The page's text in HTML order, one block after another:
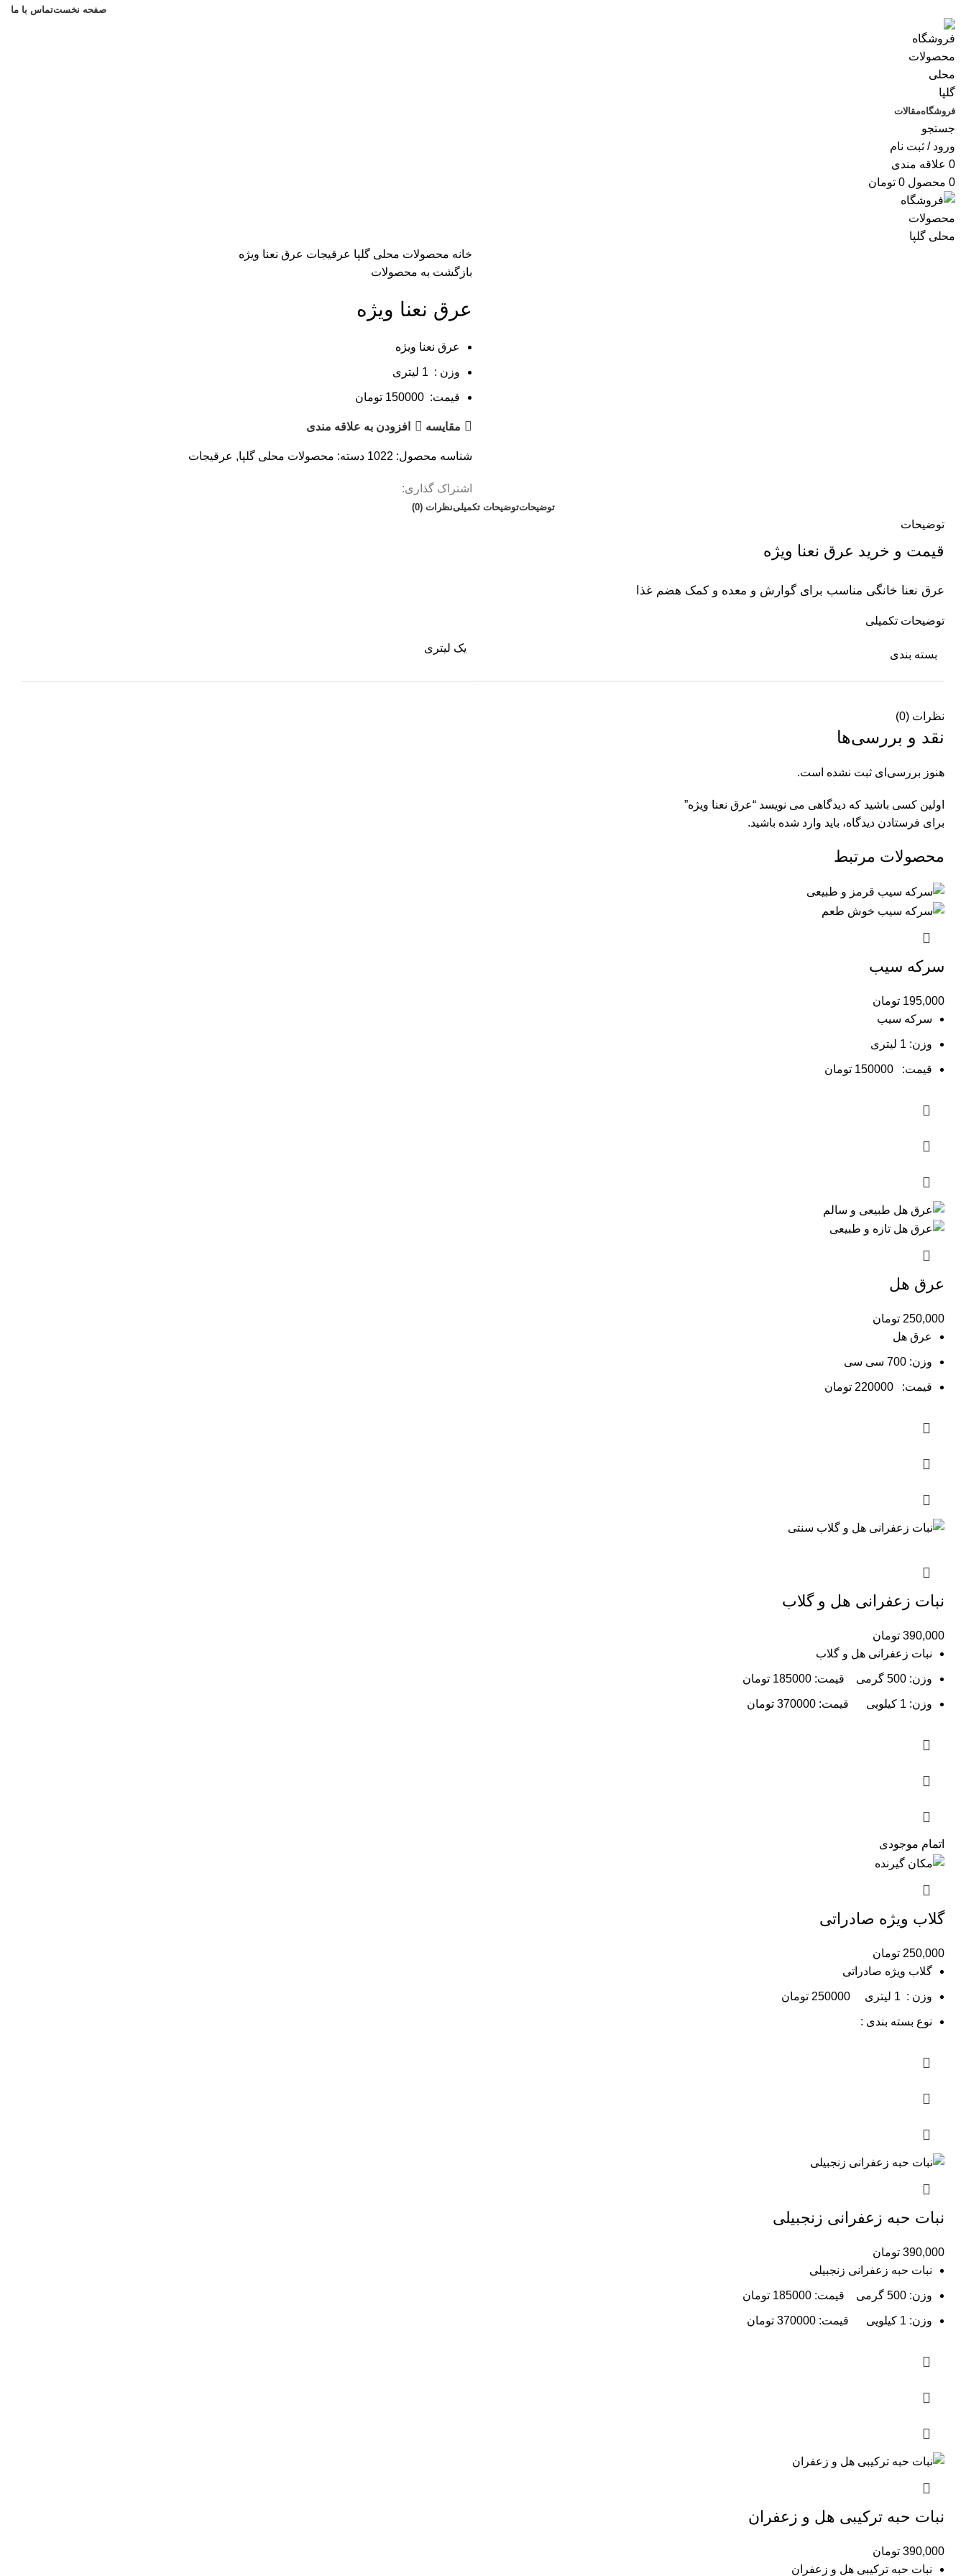
صفحه نخستتماس با ما
فروشگاهمقالات
جستجو
ورود / ثبت نام
0 علاقه مندی
0 محصول 0 تومان
خانه محصولات محلی گلپا عرقیجات عرق نعنا ویژه
بازگشت به محصولات
عرق نعنا ویژه
عرق نعنا ویژه
وزن : 1 لیتری
قیمت: 150000 تومان
مقایسه افزودن به علاقه مندی
شناسه محصول: 1022 دسته: محصولات محلی گلپا, عرقیجات
اشتراک گذاری:
توضیحاتتوضیحات تکمیلینظرات (0)
توضیحات
قیمت و خرید عرق نعنا ویژه
عرق نعنا خانگی مناسب برای گوارش و معده و کمک هضم غذا
توضیحات تکمیلی
بسته بندی
یک لیتری
نظرات (0)
نقد و بررسی‌ها
هنوز بررسی‌ای ثبت نشده است.
اولین کسی باشید که دیدگاهی می نویسد “عرق نعنا ویژه”
برای فرستادن دیدگاه، باید وارد شده باشید.
محصولات مرتبط
سرکه سیب
195,000 تومان
سرکه سیب
وزن: 1 لیتری
قیمت: 150000 تومان
عرق هل
250,000 تومان
عرق هل
وزن: 700 سی سی
قیمت: 220000 تومان
نبات زعفرانی هل و گلاب
390,000 تومان
نبات زعفرانی هل و گلاب
وزن: 500 گرمی قیمت: 185000 تومان
وزن: 1 کیلویی قیمت: 370000 تومان
اتمام موجودی
گلاب ویژه صادراتی
250,000 تومان
گلاب ویژه صادراتی
وزن : 1 لیتری 250000 تومان
نوع بسته بندی :
نبات حبه زعفرانی زنجبیلی
390,000 تومان
نبات حبه زعفرانی زنجبیلی
وزن: 500 گرمی قیمت: 185000 تومان
وزن: 1 کیلویی قیمت: 370000 تومان
نبات حبه ترکیبی هل و زعفران
390,000 تومان
نبات حبه ترکیبی هل و زعفران